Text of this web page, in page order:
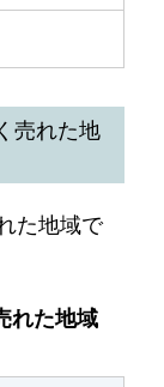
売れた地
た地域で
れた地域